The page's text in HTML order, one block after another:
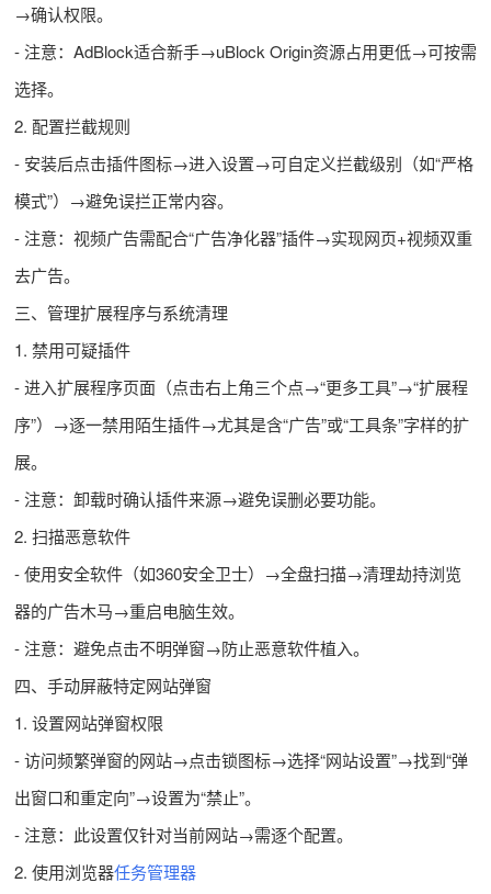
→确认权限。
- 注意：AdBlock适合新手→uBlock Origin资源占用更低→可按需
选择。
2. 配置拦截规则
- 安装后点击插件图标→进入设置→可自定义拦截级别（如“严格
模式”）→避免误拦正常内容。
- 注意：视频广告需配合“广告净化器”插件→实现网页+视频双重
去广告。
三、管理扩展程序与系统清理
1. 禁用可疑插件
- 进入扩展程序页面（点击右上角三个点→“更多工具”→“扩展程
序”）→逐一禁用陌生插件→尤其是含“广告”或“工具条”字样的扩
展。
- 注意：卸载时确认插件来源→避免误删必要功能。
2. 扫描恶意软件
- 使用安全软件（如360安全卫士）→全盘扫描→清理劫持浏览
器的广告木马→重启电脑生效。
- 注意：避免点击不明弹窗→防止恶意软件植入。
四、手动屏蔽特定网站弹窗
1. 设置网站弹窗权限
- 访问频繁弹窗的网站→点击锁图标→选择“网站设置”→找到“弹
出窗口和重定向”→设置为“禁止”。
- 注意：此设置仅针对当前网站→需逐个配置。
2. 使用浏览器任务管理器